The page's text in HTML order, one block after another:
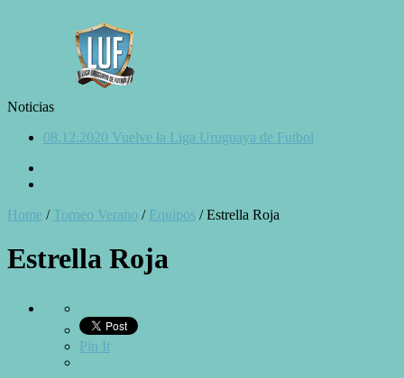
Noticias
08.12.2020 Vuelve la Liga Uruguaya de Futbol
Home /Torneo Verano / Equipos /Estrella Roja
Estrella Roja
Pin It